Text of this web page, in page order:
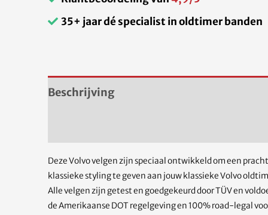
35+ jaar dé specialist in oldtimer banden
Beschrijving
Deze Volvo velgen zijn speciaal ontwikkeld om een
klassieke styling te geven aan jouw klassieke Volvo
Alle velgen zijn getest en goedgekeurd door TÜV en
de Amerikaanse DOT regelgeving en 100% road-legal